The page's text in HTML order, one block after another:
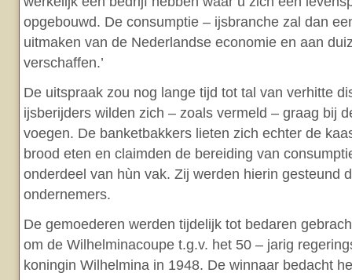
opgebouwd. De consumptie – ijsbranche zal dan
uitmaken van de Nederlandse economie en aan
verschaffen.’
De uitspraak zou nog lange tijd tot tal van verhitte
ijsberijders wilden zich – zoals vermeld – graag bij
voegen. De banketbakkers lieten zich echter de
brood eten en claimden de bereiding van
onderdeel van hùn vak. Zij werden hierin gesteund
ondernemers.
De gemoederen werden tijdelijk tot bedaren
om de Wilhelminacoupe t.g.v. het 50 – jarig
koningin Wilhelmina in 1948. De winnaar bedacht